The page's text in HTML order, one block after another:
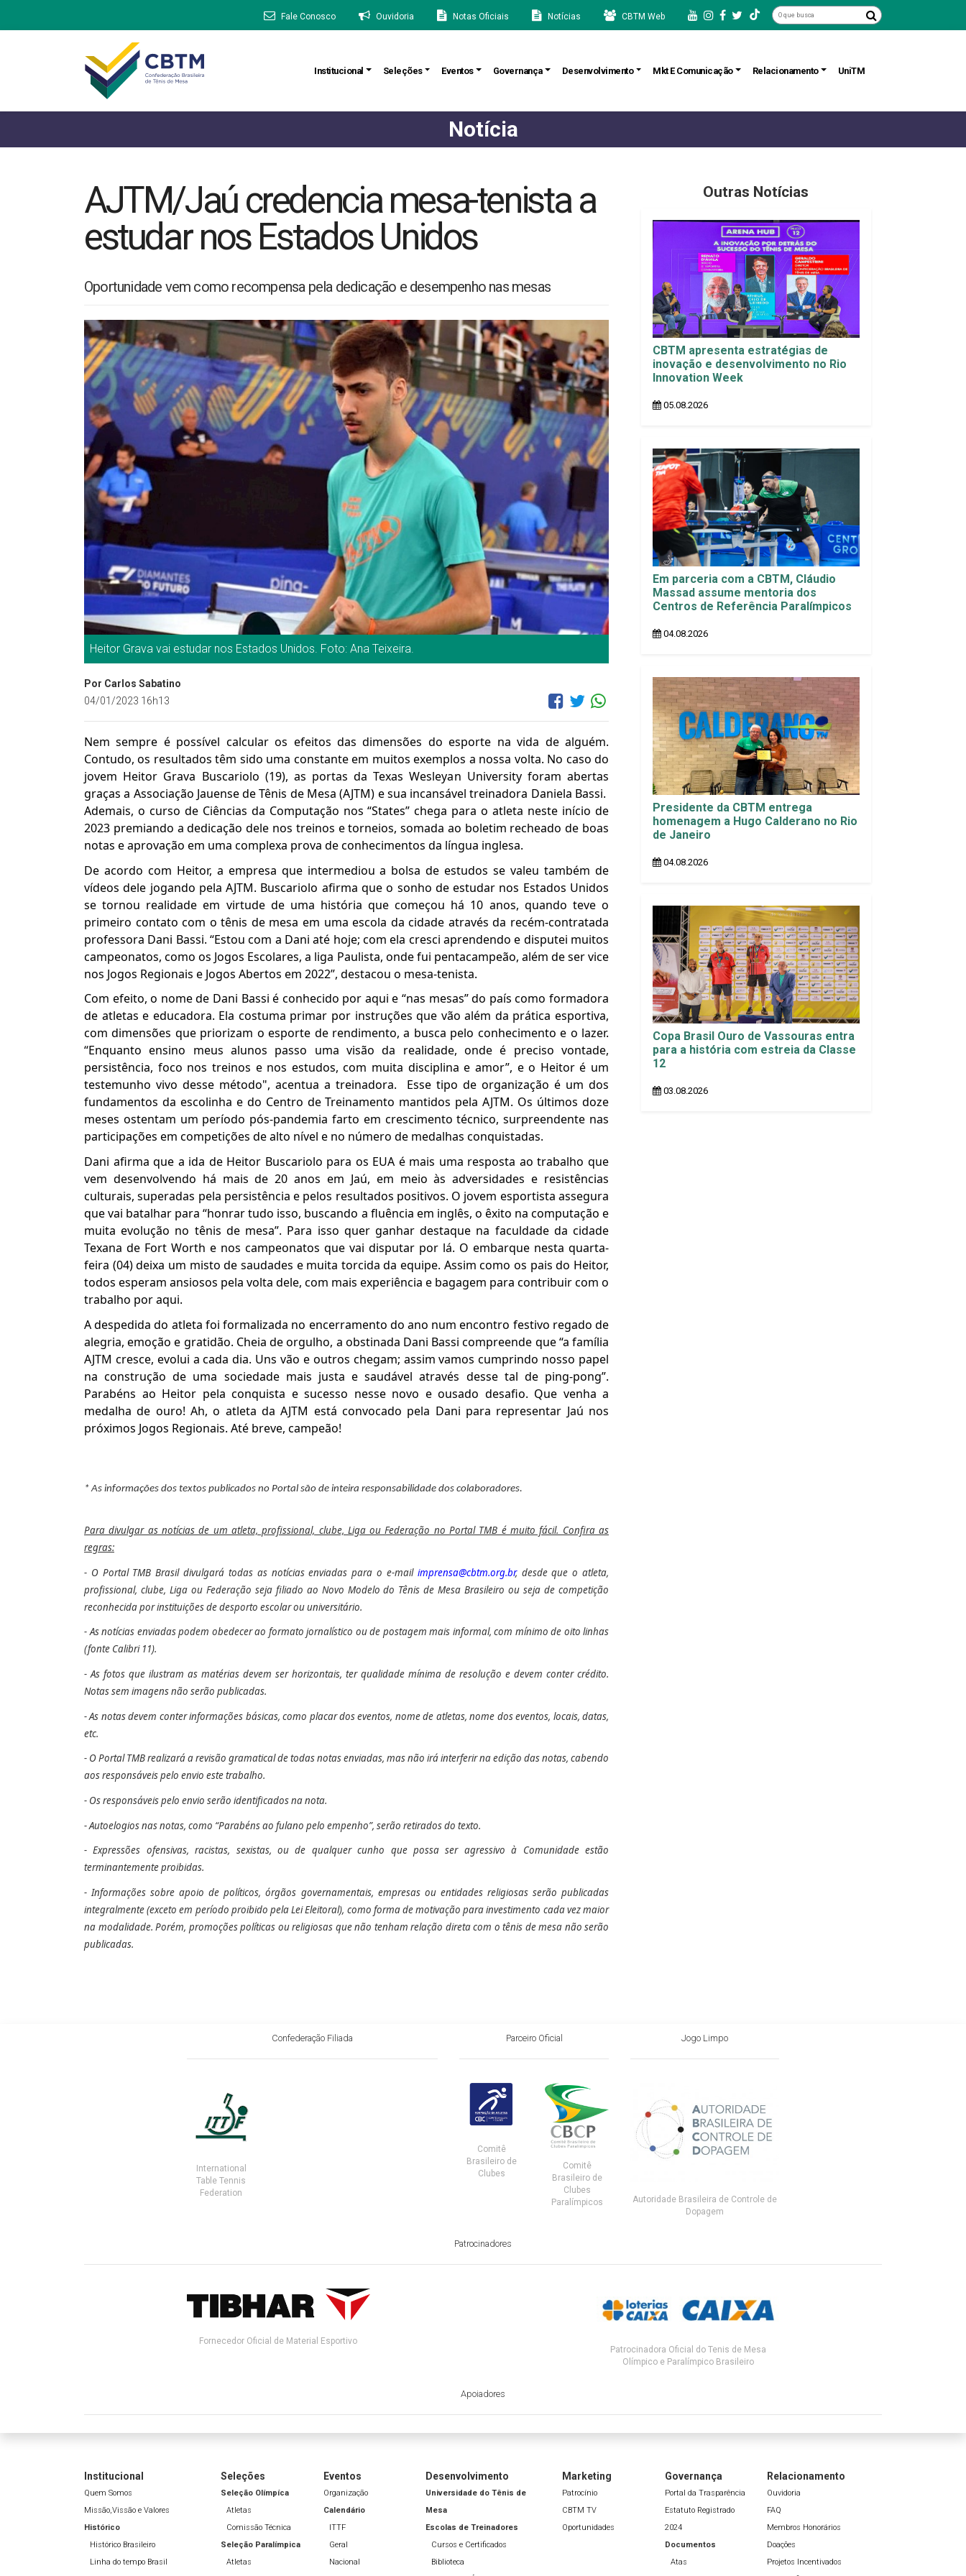
Fale Conosco Ouvidoria Notas Oficiais Notícias CBTM Web
Institucional Seleções Eventos Governança Desenvolvimento Mkt E Comunicação Relacionamento UniTM
Notícia
AJTM/Jaú credencia mesa-tenista a
estudar nos Estados Unidos
Oportunidade vem como recompensa pela dedicação e desempenho nas mesas
Heitor Grava vai estudar nos Estados Unidos. Foto: Ana Teixeira.
Por Carlos Sabatino
04/01/2023 16h13
Nem sempre é possível calcular os efeitos das dimensões do esporte na vida de alguém.
Contudo, os resultados têm sido uma constante em muitos exemplos a nossa volta. No caso do
jovem Heitor Grava Buscariolo (19), as portas da Texas Wesleyan University foram abertas
graças a Associação Jauense de Tênis de Mesa (AJTM) e sua incansável treinadora Daniela Bassi.
Ademais, o curso de Ciências da Computação nos “States” chega para o atleta neste início de
2023 premiando a dedicação dele nos treinos e torneios, somada ao boletim recheado de boas
notas e aprovação em uma complexa prova de conhecimentos da língua inglesa.
De acordo com Heitor, a empresa que intermediou a bolsa de estudos se valeu também de
vídeos dele jogando pela AJTM. Buscariolo afirma que o sonho de estudar nos Estados Unidos
se tornou realidade em virtude de uma história que começou há 10 anos, quando teve o
primeiro contato com o tênis de mesa em uma escola da cidade através da recém-contratada
professora Dani Bassi. “Estou com a Dani até hoje; com ela cresci aprendendo e disputei muitos
campeonatos, como os Jogos Escolares, a liga Paulista, onde fui pentacampeão, além de ser vice
nos Jogos Regionais e Jogos Abertos em 2022”, destacou o mesa-tenista.
Com efeito, o nome de Dani Bassi é conhecido por aqui e “nas mesas” do país como formadora
de atletas e educadora. Ela costuma primar por instruções que vão além da prática esportiva,
com dimensões que priorizam o esporte de rendimento, a busca pelo conhecimento e o lazer.
“Enquanto ensino meus alunos passo uma visão da realidade, onde é preciso vontade,
persistência, foco nos treinos e nos estudos, com muita disciplina e amor”, e o Heitor é um
testemunho vivo desse método", acentua a treinadora. Esse tipo de organização é um dos
fundamentos da escolinha e do Centro de Treinamento mantidos pela AJTM. Os últimos doze
meses ostentam um período pós-pandemia farto em crescimento técnico, surpreendente nas
participações em competições de alto nível e no número de medalhas conquistadas.
Dani afirma que a ida de Heitor Buscariolo para os EUA é mais uma resposta ao trabalho que
vem desenvolvendo há mais de 20 anos em Jaú, em meio às adversidades e resistências
culturais, superadas pela persistência e pelos resultados positivos. O jovem esportista assegura
que vai batalhar para “honrar tudo isso, buscando a fluência em inglês, o êxito na computação e
muita evolução no tênis de mesa”. Para isso quer ganhar destaque na faculdade da cidade
Texana de Fort Worth e nos campeonatos que vai disputar por lá. O embarque nesta quarta-
feira (04) deixa um misto de saudades e muita torcida da equipe. Assim como os pais do Heitor,
todos esperam ansiosos pela volta dele, com mais experiência e bagagem para contribuir com o
trabalho por aqui.
A despedida do atleta foi formalizada no encerramento do ano num encontro festivo regado de
alegria, emoção e gratidão. Cheia de orgulho, a obstinada Dani Bassi compreende que “a família
AJTM cresce, evolui a cada dia. Uns vão e outros chegam; assim vamos cumprindo nosso papel
na construção de uma sociedade mais justa e saudável através desse tal de ping-pong”.
Parabéns ao Heitor pela conquista e sucesso nesse novo e ousado desafio. Que venha a
medalha de ouro! Ah, o atleta da AJTM está convocado pela Dani para representar Jaú nos
próximos Jogos Regionais. Até breve, campeão!
* As informações dos textos publicados no Portal são de inteira responsabilidade dos colaboradores.
Para divulgar as notícias de um atleta, profissional, clube, Liga ou Federação no Portal TMB é muito fácil. Confira as
regras:
- O Portal TMB Brasil divulgará todas as notícias enviadas para o e-mail imprensa@cbtm.org.br, desde que o atleta,
profissional, clube, Liga ou Federação seja filiado ao Novo Modelo do Tênis de Mesa Brasileiro ou seja de competição
reconhecida por instituições de desporto escolar ou universitário.
- As notícias enviadas podem obedecer ao formato jornalístico ou de postagem mais informal, com mínimo de oito linhas
(fonte Calibri 11).
- As fotos que ilustram as matérias devem ser horizontais, ter qualidade mínima de resolução e devem conter crédito.
Notas sem imagens não serão publicadas.
- As notas devem conter informações básicas, como placar dos eventos, nome de atletas, nome dos eventos, locais, datas,
etc.
- O Portal TMB realizará a revisão gramatical de todas notas enviadas, mas não irá interferir na edição das notas, cabendo
aos responsáveis pelo envio este trabalho.
- Os responsáveis pelo envio serão identificados na nota.
- Autoelogios nas notas, como “Parabéns ao fulano pelo empenho”, serão retirados do texto.
- Expressões ofensivas, racistas, sexistas, ou de qualquer cunho que possa ser agressivo à Comunidade estão
terminantemente proibidas.
- Informações sobre apoio de políticos, órgãos governamentais, empresas ou entidades religiosas serão publicadas
integralmente (exceto em período proibido pela Lei Eleitoral), como forma de motivação para investimento cada vez maior
na modalidade. Porém, promoções políticas ou religiosas que não tenham relação direta com o tênis de mesa não serão
publicadas.
Outras Notícias
CBTM apresenta estratégias de
inovação e desenvolvimento no Rio
Innovation Week
05.08.2026
Em parceria com a CBTM, Cláudio
Massad assume mentoria dos
Centros de Referência Paralímpicos
04.08.2026
Presidente da CBTM entrega
homenagem a Hugo Calderano no Rio
de Janeiro
04.08.2026
Copa Brasil Ouro de Vassouras entra
para a história com estreia da Classe
12
03.08.2026
Confederação Filiada
International
Table Tennis
Federation
Parceiro Oficial
Comitê
Brasileiro de
Clubes
Comitê
Brasileiro de
Clubes
Paralímpicos
Jogo Limpo
Autoridade Brasileira de Controle de
Dopagem
Patrocinadores
Fornecedor Oficial de Material Esportivo
Patrocinadora Oficial do Tenis de Mesa
Olímpico e Paralímpico Brasileiro
Apoiadores
Institucional
Quem Somos
Missão,Vissão e Valores
Histórico
Histórico Brasileiro
Linha do tempo Brasil
Seleções
Seleção Olímpíca
Atletas
Comissão Técnica
Seleção Paralímpica
Atletas
Eventos
Organização
Calendário
ITTF
Geral
Nacional
Desenvolvimento
Universidade do Tênis de
Mesa
Escolas de Treinadores
Cursos e Certificados
Biblioteca
Marketing
Patrocínio
CBTM TV
Oportunidades
Governança
Portal da Trasparência
Estatuto Registrado
2024
Documentos
Atas
Relacionamento
Ouvidoria
FAQ
Membros Honorários
Doações
Projetos Incentivados